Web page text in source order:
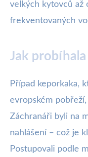
velkých kytovců až
frekventovaných
Jak
Případ keporkaka,
evropském
Záchranáři byli na
nahlášení – což je
Postupovali podle